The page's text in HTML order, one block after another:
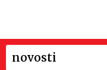
novosti